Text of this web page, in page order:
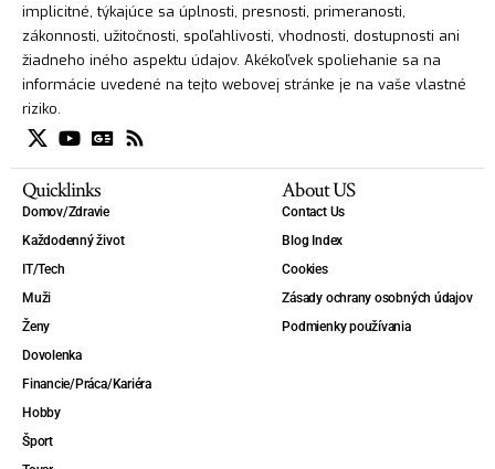
implicitné, týkajúce sa úplnosti, presnosti, primeranosti,
zákonnosti, užitočnosti, spoľahlivosti, vhodnosti, dostupnosti ani
žiadneho iného aspektu údajov. Akékoľvek spoliehanie sa na
informácie uvedené na tejto webovej stránke je na vaše vlastné
riziko.
Quicklinks
Domov/Zdravie
Každodenný život
IT/Tech
Muži
Ženy
Dovolenka
Financie/Práca/Kariéra
Hobby
Šport
About US
Contact Us
Blog Index
Cookies
Zásady ochrany osobných údajov
Podmienky používania